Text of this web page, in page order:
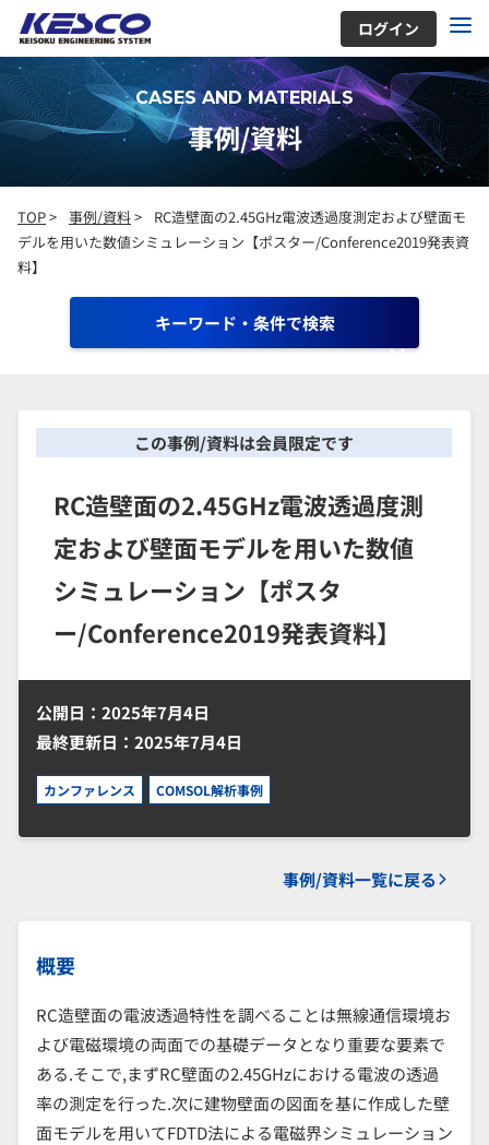
ログイン
CASES AND MATERIALS
事例/資料
TOP> 事例/資料>
RC造壁面の2.45GHz電波透過度測定および壁面モ
デルを用いた数値シミュレーション【ポスター/Conference2019発表資
料】
キーワード・条件で検索
この事例/資料は会員限定です
RC造壁面の2.45GHz電波透過度測
定および壁面モデルを用いた数値
シミュレーション【ポスタ
ー/Conference2019発表資料】
公開日：2025年7月4日
最終更新日：2025年7月4日
カンファレンス COMSOL解析事例
事例/資料一覧に戻る
概要
RC造壁面の電波透過特性を調べることは無線通信環境お
よび電磁環境の両面での基礎データとなり重要な要素で
ある.そこで,まずRC壁面の2.45GHzにおける電波の透過
率の測定を行った.次に建物壁面の図面を基に作成した壁
面モデルを用いてFDTD法による電磁界シミュレーション